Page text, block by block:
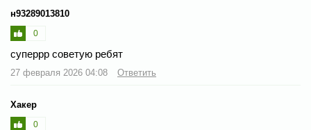
н93289013810
0
суперрр советую ребят
27 февраля 2026 04:08 Ответить
Хакер
0